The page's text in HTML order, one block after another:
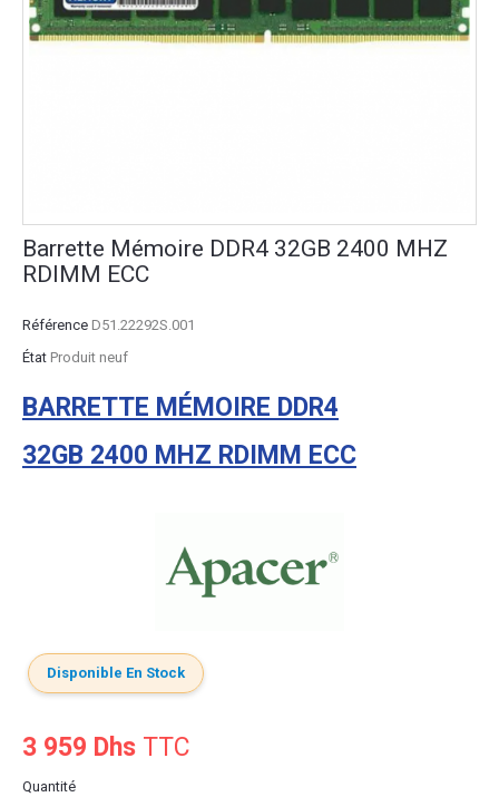
Barrette Mémoire DDR4 32GB 2400 MHZ
RDIMM ECC
Référence D51.22292S.001
État Produit neuf
BARRETTE MÉMOIRE DDR4
32GB 2400 MHZ RDIMM ECC
Disponible En Stock
3 959 Dhs TTC
Quantité